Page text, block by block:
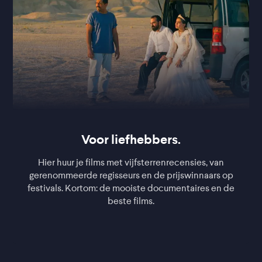
Voor liefhebbers.
Hier huur je films met vijfsterrenrecensies, van
gerenommeerde regisseurs en de prijswinnaars op
festivals. Kortom: de mooiste documentaires en de
beste films.